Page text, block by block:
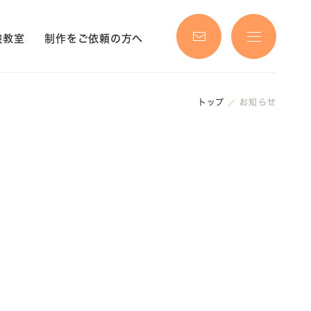
教室 制作をご依頼の方へ
トップ お知らせ